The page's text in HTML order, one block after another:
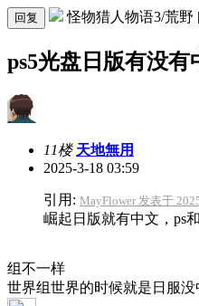
回复 怪物猎人物语3/荒野
ps5光盘日版有没有
11楼 天地無用
2025-3-18 03:59
引用: MayFlower 发表于
崛起日版就有中文，ps
组不一样
世界组世界的时候就是日服没